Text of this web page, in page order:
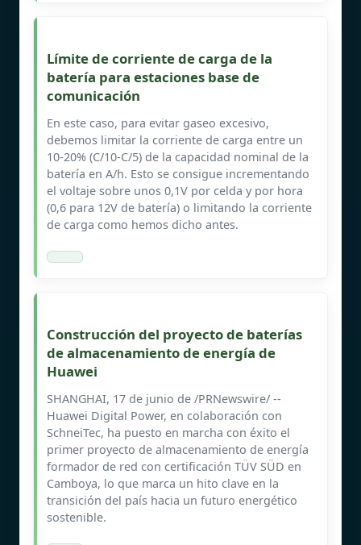
Límite de corriente de carga de la
batería para estaciones base de
comunicación
En este caso, para evitar gaseo excesivo,
debemos limitar la corriente de carga entre un
10-20% (C/10-C/5) de la capacidad nominal de la
batería en A/h. Esto se consigue incrementando
el voltaje sobre unos 0,1V por celda y por hora
(0,6 para 12V de batería) o limitando la corriente
de carga como hemos dicho antes.
Construcción del proyecto de baterías
de almacenamiento de energía de
Huawei
SHANGHAI, 17 de junio de /PRNewswire/ --
Huawei Digital Power, en colaboración con
SchneiTec, ha puesto en marcha con éxito el
primer proyecto de almacenamiento de energía
formador de red con certificación TÜV SÜD en
Camboya, lo que marca un hito clave en la
transición del país hacia un futuro energético
sostenible.